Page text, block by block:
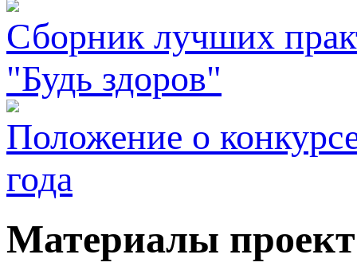
Сборник лучших
"Будь здоров"
Положение о
года
Материалы